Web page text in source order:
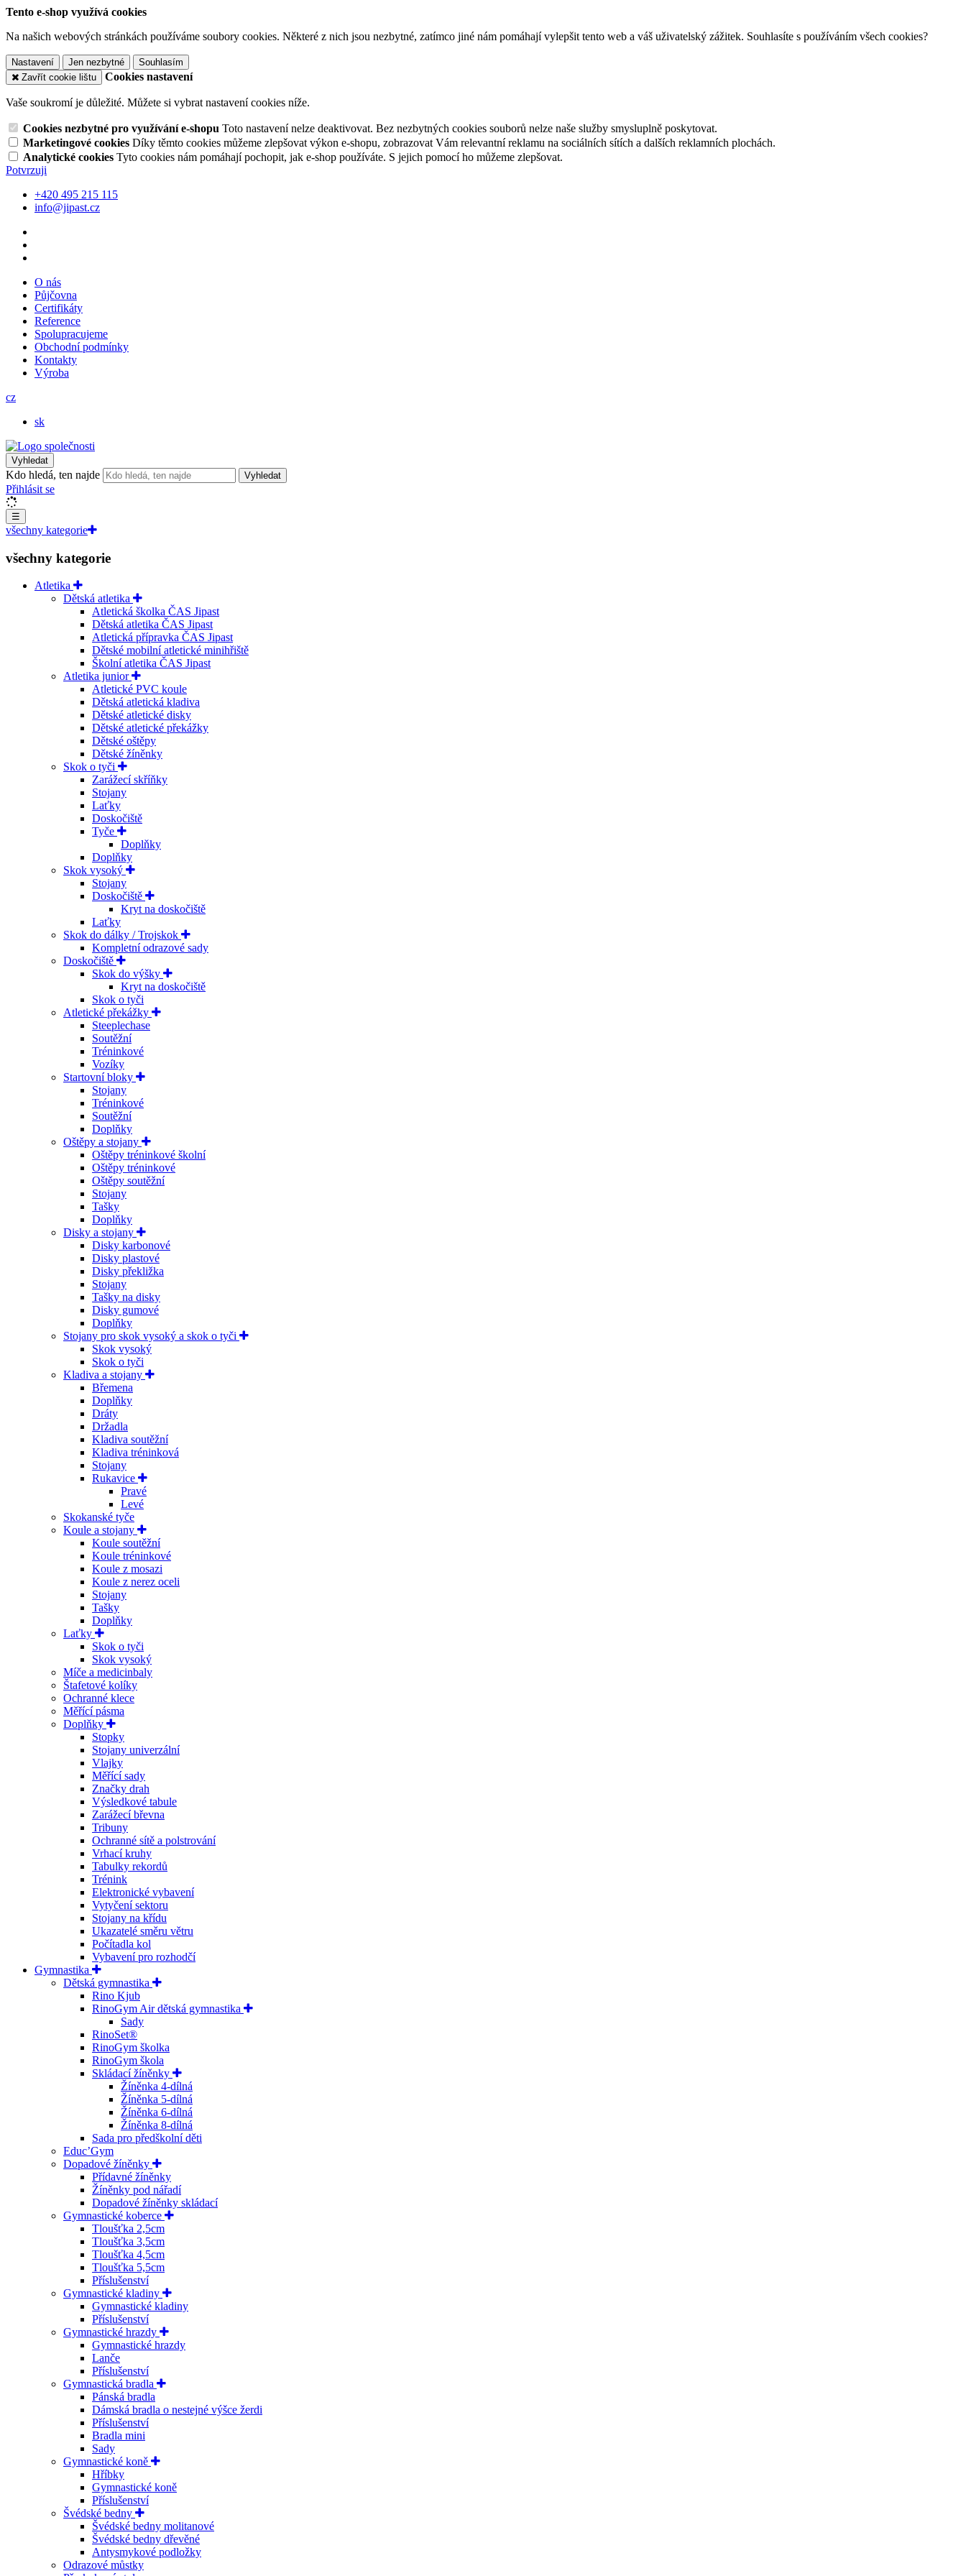
Tento e-shop využívá cookies
Na našich webových stránkách používáme soubory cookies. Některé z nich jsou nezbytné, zatímco jiné nám pomáhají vylepšit tento web a váš uživatelský zážitek. Souhlasíte s používáním všech cookies?
Nastavení Jen nezbytné
Souhlasím
Zavřít cookie lištu
Cookies nastavení
Vaše soukromí je důležité. Můžete si vybrat nastavení cookies níže.
Cookies nezbytné pro využívání e-shopu Toto nastavení nelze deaktivovat. Bez nezbytných cookies souborů nelze naše služby smysluplně poskytovat.
Marketingové cookies Díky těmto cookies můžeme zlepšovat výkon e-shopu, zobrazovat Vám relevantní reklamu na sociálních sítích a dalších reklamních plochách.
Analytické cookies Tyto cookies nám pomáhají pochopit, jak e-shop používáte. S jejich pomocí ho můžeme zlepšovat.
Potvrzuji
+420 495 215 115
info@jipast.cz
O nás
Půjčovna
Certifikáty
Reference
Spolupracujeme
Obchodní podmínky
Kontakty
Výroba
cz
sk
Vyhledat
Kdo hledá, ten najde Vyhledat
Přihlásit se
☰
všechny kategorie
všechny kategorie
Atletika
Dětská atletika
Atletická školka ČAS Jipast
Dětská atletika ČAS Jipast
Atletická přípravka ČAS Jipast
Dětské mobilní atletické minihřiště
Školní atletika ČAS Jipast
Atletika junior
Atletické PVC koule
Dětská atletická kladiva
Dětské atletické disky
Dětské atletické překážky
Dětské oštěpy
Dětské žíněnky
Skok o tyči
Zarážecí skříňky
Stojany
Laťky
Doskočiště
Tyče
Doplňky
Doplňky
Skok vysoký
Stojany
Doskočiště
Kryt na doskočiště
Laťky
Skok do dálky / Trojskok
Kompletní odrazové sady
Doskočiště
Skok do výšky
Kryt na doskočiště
Skok o tyči
Atletické překážky
Steeplechase
Soutěžní
Tréninkové
Vozíky
Startovní bloky
Stojany
Tréninkové
Soutěžní
Doplňky
Oštěpy a stojany
Oštěpy tréninkové školní
Oštěpy tréninkové
Oštěpy soutěžní
Stojany
Tašky
Doplňky
Disky a stojany
Disky karbonové
Disky plastové
Disky překližka
Stojany
Tašky na disky
Disky gumové
Doplňky
Stojany pro skok vysoký a skok o tyči
Skok vysoký
Skok o tyči
Kladiva a stojany
Břemena
Doplňky
Dráty
Držadla
Kladiva soutěžní
Kladiva tréninková
Stojany
Rukavice
Pravé
Levé
Skokanské tyče
Koule a stojany
Koule soutěžní
Koule tréninkové
Koule z mosazi
Koule z nerez oceli
Stojany
Tašky
Doplňky
Laťky
Skok o tyči
Skok vysoký
Míče a medicinbaly
Štafetové kolíky
Ochranné klece
Měřící pásma
Doplňky
Stopky
Stojany univerzální
Vlajky
Měřící sady
Značky drah
Výsledkové tabule
Zarážecí břevna
Tribuny
Ochranné sítě a polstrování
Vrhací kruhy
Tabulky rekordů
Trénink
Elektronické vybavení
Vytyčení sektoru
Stojany na křídu
Ukazatelé směru větru
Počítadla kol
Vybavení pro rozhodčí
Gymnastika
Dětská gymnastika
Rino Kjub
RinoGym Air dětská gymnastika
Sady
RinoSet®
RinoGym školka
RinoGym škola
Skládací žíněnky
Žíněnka 4-dílná
Žíněnka 5-dílná
Žíněnka 6-dílná
Žíněnka 8-dílná
Sada pro předškolní děti
Educ’Gym
Dopadové žíněnky
Přídavné žíněnky
Žíněnky pod nářadí
Dopadové žíněnky skládací
Gymnastické koberce
Tloušťka 2,5cm
Tloušťka 3,5cm
Tloušťka 4,5cm
Tloušťka 5,5cm
Příslušenství
Gymnastické kladiny
Gymnastické kladiny
Příslušenství
Gymnastické hrazdy
Gymnastické hrazdy
Lanče
Příslušenství
Gymnastická bradla
Pánská bradla
Dámská bradla o nestejné výšce žerdi
Příslušenství
Bradla mini
Sady
Gymnastické koně
Hříbky
Gymnastické koně
Příslušenství
Švédské bedny
Švédské bedny molitanové
Švédské bedny dřevěné
Antysmykové podložky
Odrazové můstky